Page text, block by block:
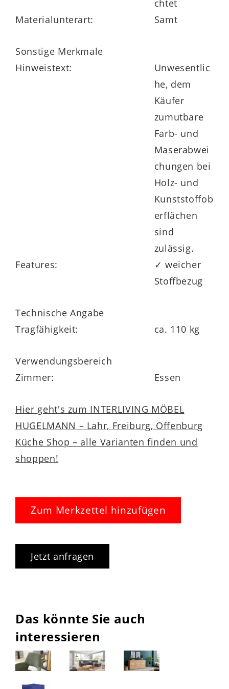
chtet
Materialunterart:
Samt
Sonstige Merkmale
Hinweistext:
Unwesentlic
he, dem
Käufer
zumutbare
Farb- und
Maserabwei
chungen bei
Holz- und
Kunststoffob
erflächen
sind
zulässig.
Features:
✓ weicher
Stoffbezug
Technische Angabe
Tragfähigkeit:
ca. 110 kg
Verwendungsbereich
Zimmer:
Essen
Hier geht's zum INTERLIVING MÖBEL
HUGELMANN – Lahr, Freiburg, Offenburg
Küche Shop – alle Varianten finden und
shoppen!
Zum Merkzettel hinzufügen
Jetzt anfragen
Das könnte Sie auch
interessieren